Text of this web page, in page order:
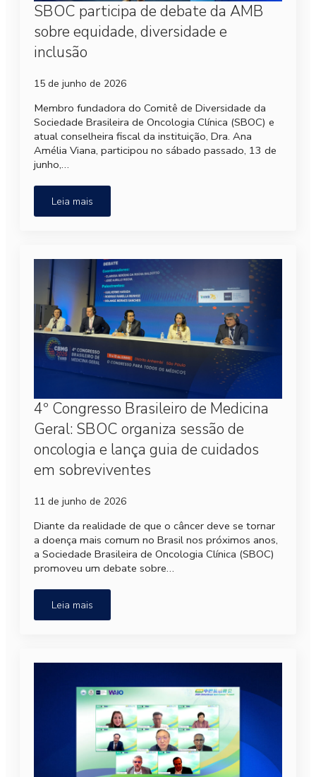
SBOC participa de debate da AMB
sobre equidade, diversidade e
inclusão
15 de junho de 2026
Membro fundadora do Comitê de Diversidade da
Sociedade Brasileira de Oncologia Clínica (SBOC) e
atual conselheira fiscal da instituição, Dra. Ana
Amélia Viana, participou no sábado passado, 13 de
junho,…
Leia mais
4º Congresso Brasileiro de Medicina
Geral: SBOC organiza sessão de
oncologia e lança guia de cuidados
em sobreviventes
11 de junho de 2026
Diante da realidade de que o câncer deve se tornar
a doença mais comum no Brasil nos próximos anos,
a Sociedade Brasileira de Oncologia Clínica (SBOC)
promoveu um debate sobre…
Leia mais